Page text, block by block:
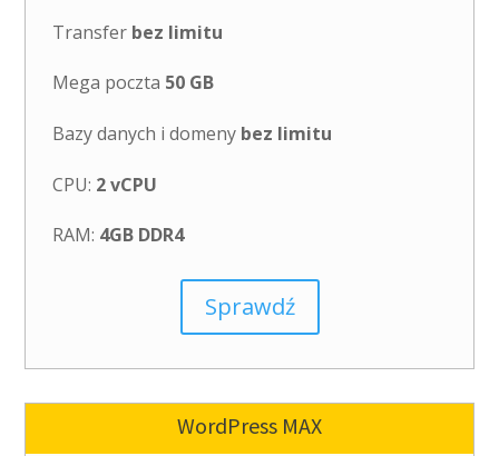
Transfer bez limitu
Mega poczta 50 GB
Bazy danych i domeny bez limitu
CPU: 2 vCPU
RAM: 4GB DDR4
Sprawdź
WordPress MAX